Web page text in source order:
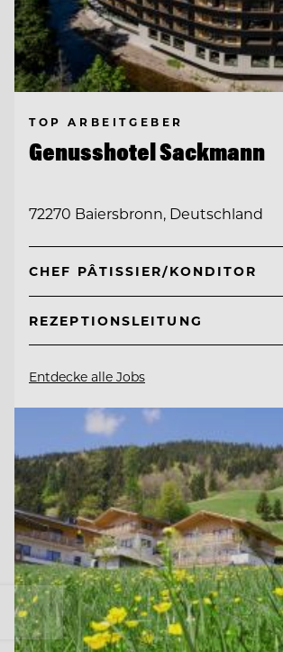
TOP ARBEITGEBER
Genusshotel Sackmann
72270 Baiersbronn, Deutschland
CHEF PÂTISSIER/KONDITOR
REZEPTIONSLEITUNG
Entdecke alle Jobs